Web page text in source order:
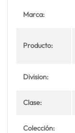
Marca:
Producto:
Division:
Clase:
Colección: